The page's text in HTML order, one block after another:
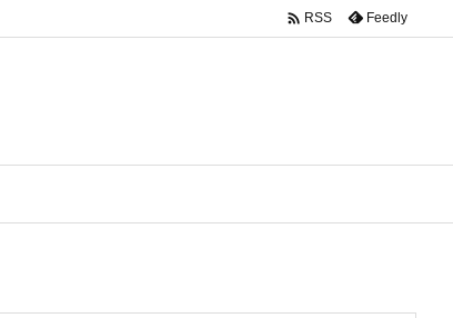
 RSS Feedly